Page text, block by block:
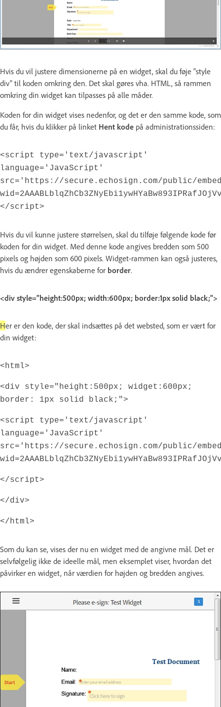
Hvis du vil justere dimensionerne på en widget, skal du føje "style
div" til koden omkring den. Det skal gøres vha. HTML, så rammen
omkring din widget kan tilpasses på alle måder.
Koden for din widget vises nedenfor, og det er den samme kode, som
du får, hvis du klikker på linket Hent kode på administrationssiden:
<script type='text/javascript'
language='JavaScript'
src='https://secure.echosign.com/public/
</script>
Hvis du vil kunne justere størrelsen, skal du tilføje følgende kode før
koden for din widget. Med denne kode angives bredden som 500
pixels og højden som 600 pixels. Widget-rammen kan også justeres,
hvis du ændrer egenskaberne for border.
<div style="height:500px; width:600px; border:1px solid black;">
Her er den kode, der skal indsættes på det websted, som er vært for
din widget:
<html>
<div style="height:500px; widget:600px;
border: 1px solid black;">
<script type='text/javascript'
language='JavaScript'
src='https://secure.echosign.com/public/
</script>
</div>
</html>
Som du kan se, vises der nu en widget med de angivne mål. Det er
selvfølgelig ikke de ideelle mål, men eksemplet viser, hvordan det
påvirker en widget, når værdien for højden og bredden angives.